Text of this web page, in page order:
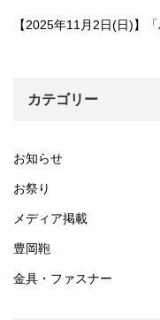
【2025年11月2日(日)】
カテゴリー
お知らせ
お祭り
メディア掲載
豊岡鞄
金具・ファスナー